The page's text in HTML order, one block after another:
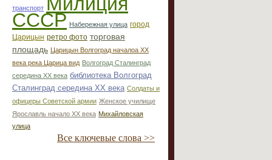
транспорт
СССР Набережная улица город
Царицын ретро фото торговая
площадь Царицын Волгоград началоа ХХ
века река Царица вид Волгоград Сталинград
середина ХХ века библиотека Волгоград
Сталинград середина ХХ века Солдаты и
офицеры Советской армии Женское училище
Ярославль начало ХХ века Михайловская
улица
Все ключевые слова >>